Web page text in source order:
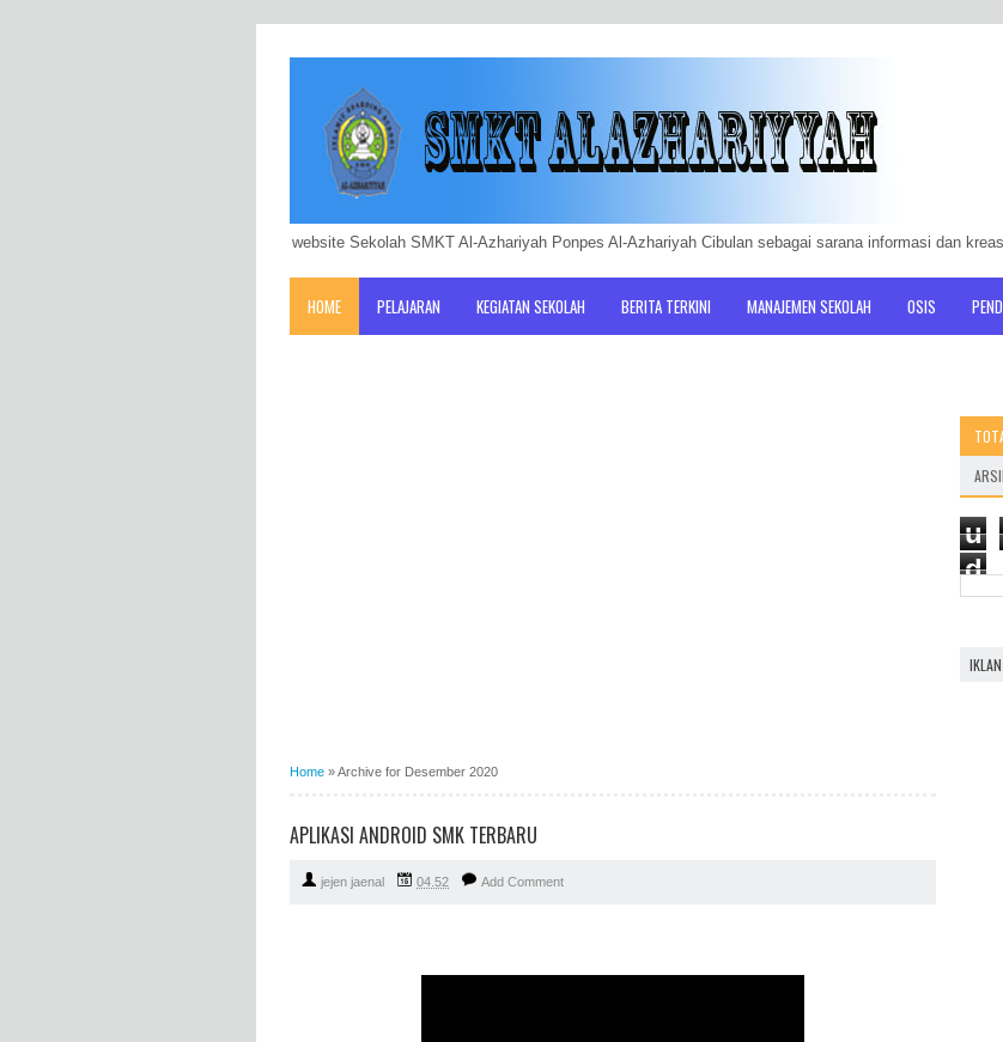
website Sekolah SMKT Al-Azhariyah Ponpes Al-Azhariyah Cibulan sebagai sarana informasi dan
HOME PELAJARAN KEGIATAN SEKOLAH BERITA TERKINI MANAJEMEN SEKOLAH OSIS
Home »Archive for Desember 2020
APLIKASI ANDROID SMK TERBARU
jejen jaenal 04.52 Add Comment
u
d
IKLAN